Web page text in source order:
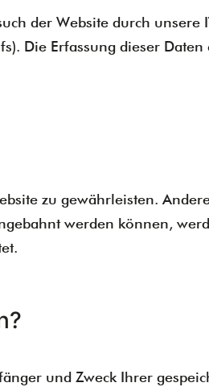
der Website durch unsere
Die Erfassung dieser
zu gewährleisten.
werden können,
und Zweck Ihrer